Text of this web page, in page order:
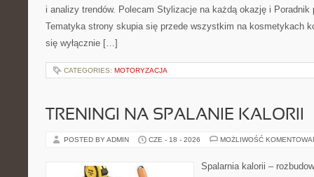
i analizy trendów. Polecam Stylizacje na każdą okazję i
Tematyka strony skupia się przede wszystkim na kosmetykach
się wyłącznie […]
CATEGORIES: MOTORYZACJA
TRENINGI NA SPALANIE KALORII
POSTED BY ADMIN CZE - 18 - 2026 MOŻLIWOŚĆ
Spalarnia kalorii –